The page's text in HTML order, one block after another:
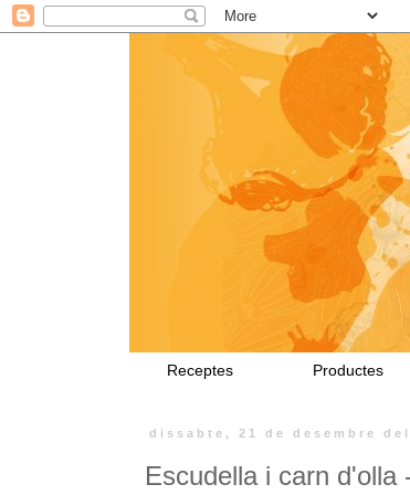
Receptes Productes
dissabte, 21 de desembre del
Escudella i carn d'olla